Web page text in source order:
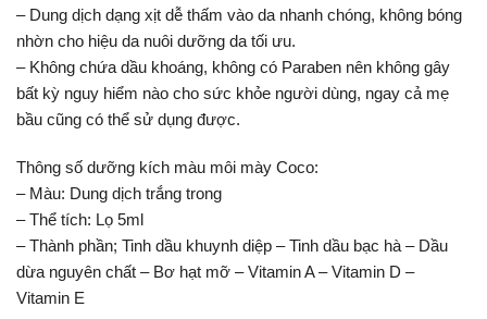
– Dung dịch dạng xịt dễ thấm vào da nhanh chóng, không bóng
nhờn cho hiệu da nuôi dưỡng da tối ưu.
– Không chứa dầu khoáng, không có Paraben nên không gây
bất kỳ nguy hiểm nào cho sức khỏe người dùng, ngay cả mẹ
bầu cũng có thể sử dụng được.
Thông số dưỡng kích màu môi mày Coco:
– Màu: Dung dịch trắng trong
– Thể tích: Lọ 5ml
– Thành phần; Tinh dầu khuynh diệp – Tinh dầu bạc hà – Dầu
dừa nguyên chất – Bơ hạt mỡ – Vitamin A – Vitamin D –
Vitamin E